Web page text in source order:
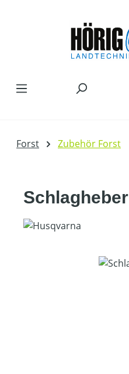
Forst Zubehör Forst
Schlagheber
Bildergalerie überspringen